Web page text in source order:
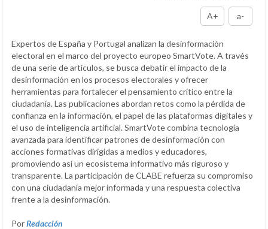
A+ a-
Expertos de España y Portugal analizan la desinformación
electoral en el marco del proyecto europeo SmartVote. A través
de una serie de artículos, se busca debatir el impacto de la
desinformación en los procesos electorales y ofrecer
herramientas para fortalecer el pensamiento crítico entre la
ciudadanía. Las publicaciones abordan retos como la pérdida de
confianza en la información, el papel de las plataformas digitales y
el uso de inteligencia artificial. SmartVote combina tecnología
avanzada para identificar patrones de desinformación con
acciones formativas dirigidas a medios y educadores,
promoviendo así un ecosistema informativo más riguroso y
transparente. La participación de CLABE refuerza su compromiso
con una ciudadanía mejor informada y una respuesta colectiva
frente a la desinformación.
PorRedacción